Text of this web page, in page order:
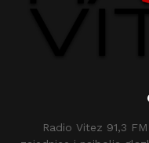
Radio Vitez 91,3